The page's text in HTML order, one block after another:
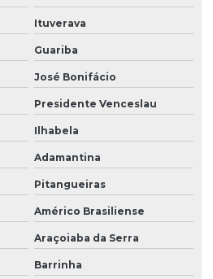
virtual
Ituverava
Guariba
José Bonifácio
Presidente Venceslau
Ilhabela
Adamantina
Pitangueiras
Américo Brasiliense
Araçoiaba da Serra
Barrinha